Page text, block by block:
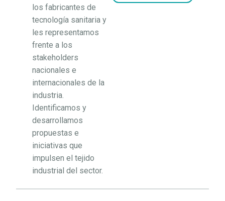
los fabricantes de
tecnología sanitaria y
les representamos
frente a los
stakeholders
nacionales e
internacionales de la
industria.
Identificamos y
desarrollamos
propuestas e
iniciativas que
impulsen el tejido
industrial del sector.